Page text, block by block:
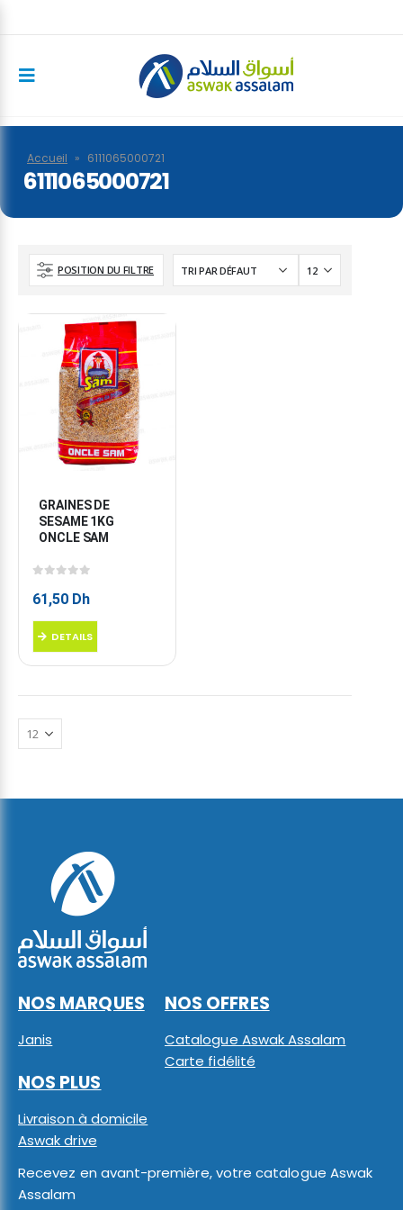
Accueil » 6111065000721
6111065000721
POSITION DU FILTRE
GRAINES DE
SESAME 1KG
ONCLE SAM
61,50 Dh
DETAILS
NOS MARQUES
Janis
NOS OFFRES
Catalogue Aswak Assalam
Carte fidélité
NOS PLUS
Livraison à domicile
Aswak drive
Recevez en avant-première, votre catalogue Aswak
Assalam